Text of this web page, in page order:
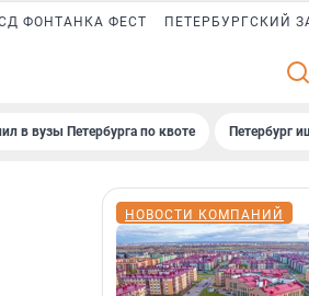
ФОНТАНКА ФЕСТ ПЕТЕРБУРГСКИЙ
в вузы Петербурга по квоте Петербург
НОВОСТИ КОМПАНИЙ